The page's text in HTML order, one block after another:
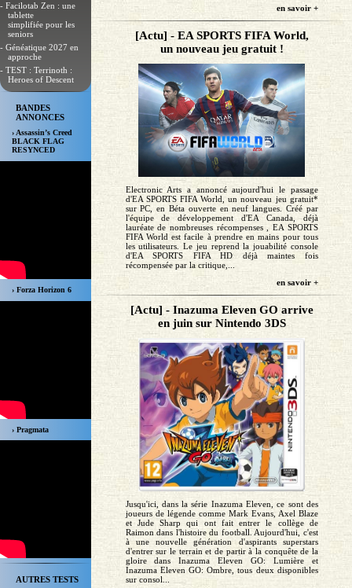
- Facilotab Zen : une
tablette
simplifiée pour les
seniors
- Généatique 2027 en
approche
- TEST : Terrinoth :
Heroes of Descent
BANDES
ANNONCES
› Assassin’s Creed
BLACK FLAG
RESYNCED
› Forza Horizon 6
› Pragmata
AUTRES TESTS
en savoir +
[Actu] - EA SPORTS FIFA World,
un nouveau jeu gratuit !
Electronic Arts a annoncé aujourd'hui le passage
d'EA SPORTS FIFA World, un nouveau jeu gratuit*
sur PC, en Béta ouverte en neuf langues. Créé par
l'équipe de développement d'EA Canada, déjà
lauréate de nombreuses récompenses , EA SPORTS
FIFA World est facile à prendre en mains pour tous
les utilisateurs. Le jeu reprend la jouabilité console
d'EA SPORTS FIFA HD déjà maintes fois
récompensée par la critique,...
en savoir +
[Actu] - Inazuma Eleven GO arrive
en juin sur Nintendo 3DS
Jusqu'ici, dans la série Inazuma Eleven, ce sont des
joueurs de légende comme Mark Evans, Axel Blaze
et Jude Sharp qui ont fait entrer le collège de
Raimon dans l'histoire du football. Aujourd'hui, c'est
à une nouvelle génération d'aspirants superstars
d'entrer sur le terrain et de partir à la conquête de la
gloire dans Inazuma Eleven GO: Lumière et
Inazuma Eleven GO: Ombre, tous deux disponibles
sur consol...